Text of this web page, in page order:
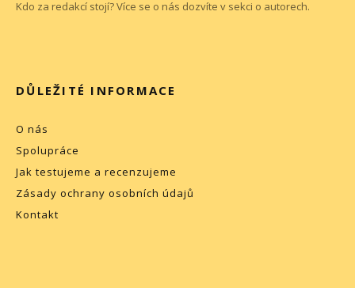
Kdo za redakcí stojí? Více se o nás dozvíte v sekci o autorech.
DŮLEŽITÉ INFORMACE
O nás
Spolupráce
Jak testujeme a recenzujeme
Zásady ochrany osobních údajů
Kontakt